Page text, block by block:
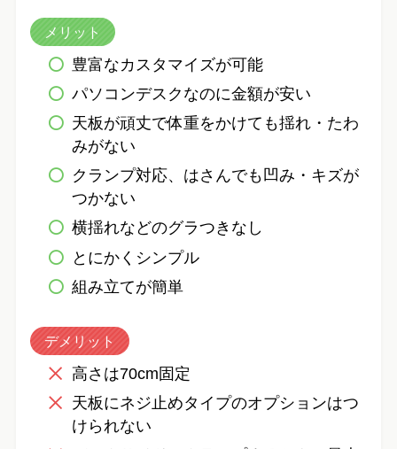
メリット
豊富なカスタマイズが可能
パソコンデスクなのに金額が安い
天板が頑丈で体重をかけても揺れ・たわ
みがない
クランプ対応、はさんでも凹み・キズが
つかない
横揺れなどのグラつきなし
とにかくシンプル
組み立てが簡単
デメリット
高さは70cm固定
天板にネジ止めタイプのオプションはつ
けられない